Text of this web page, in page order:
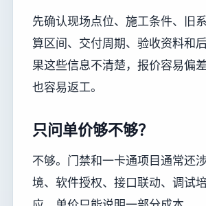
先确认现场点位、施工条件、旧
算区间、交付周期、验收资料和
果这些信息不清楚，报价容易偏
也容易返工。
只问单价够不够？
不够。门禁和一卡通项目通常还
境、软件授权、接口联动、调试